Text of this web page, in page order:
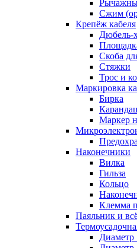
Сжим
Крепёж кабеля
Дюбель-
Скоба
Стяжки
Трос и
Маркировка
Бирка
Маркер
Наконечники
Вилка
Гильза
Кольцо
Клемма
Паяльник и